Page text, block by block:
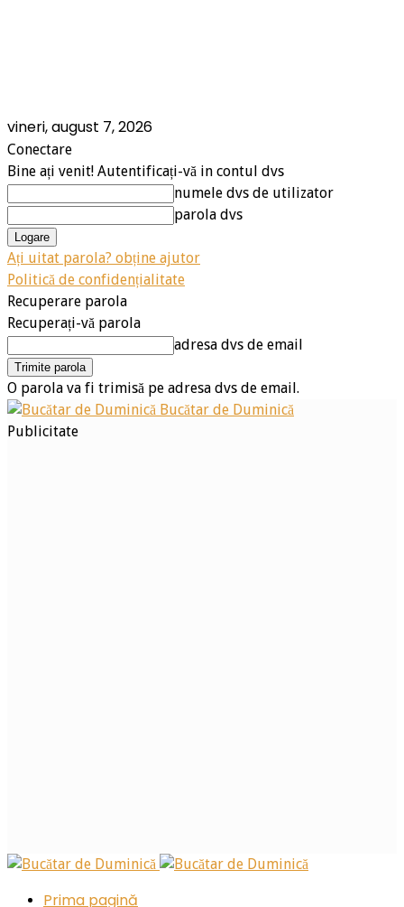
vineri, august 7, 2026
Conectare
Bine ați venit! Autentificați-vă in contul dvs
numele dvs de utilizator
parola dvs
Ați uitat parola? obține ajutor
Politică de confidențialitate
Recuperare parola
Recuperați-vă parola
adresa dvs de email
O parola va fi trimisă pe adresa dvs de email.
Bucătar de Duminică
Publicitate
Prima pagină